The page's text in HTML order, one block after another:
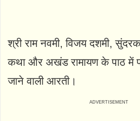
श्री राम नवमी, विजय दशमी,
कथा और अखंड रामायण के पाठ में
जाने वाली आरती।